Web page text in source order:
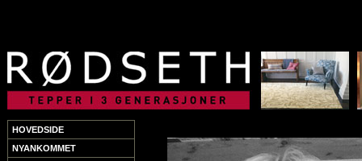
HOVEDSIDE
NYANKOMMET